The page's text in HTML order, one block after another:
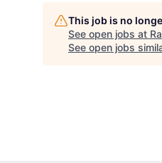
This job is no
See open jobs at
See open jobs